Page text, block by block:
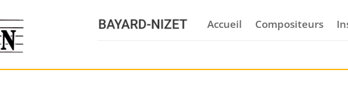
Accueil Compositeurs